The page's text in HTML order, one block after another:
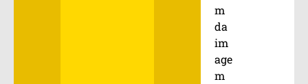
m
da
im
age
m